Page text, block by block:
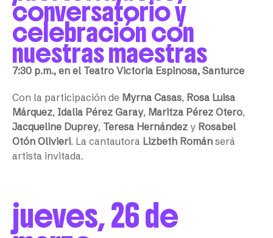
conversatorio y
celebración con
nuestras maestras
7:30 p.m., en el Teatro Victoria Espinosa, Santurce
Con la participación de Myrna Casas, Rosa Luisa
Márquez, Idalia Pérez Garay, Maritza Pérez Otero,
Jacqueline Duprey, Teresa Hernández y Rosabel
Otón Olivieri. La cantautora Lizbeth Román será
artista invitada.
jueves, 26 de